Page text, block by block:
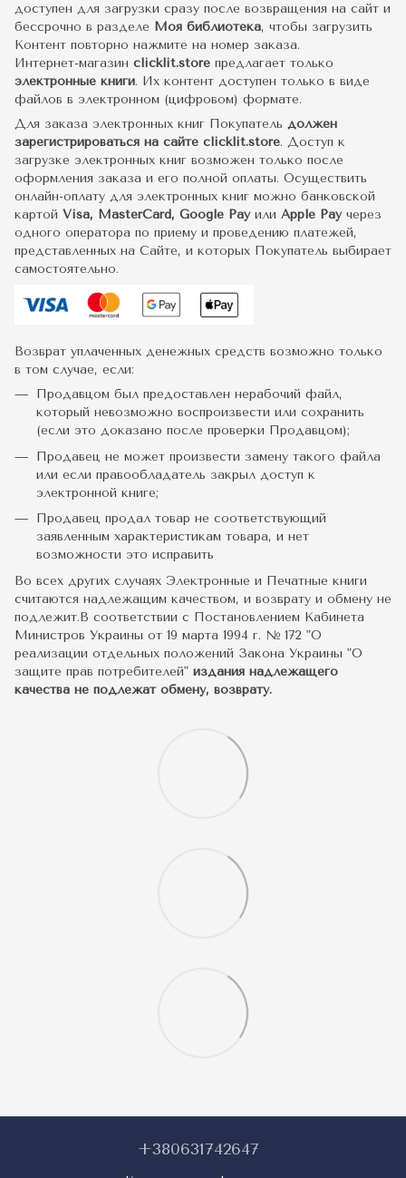
доступен для загрузки сразу после возвращения на сайт и
бессрочно в разделе Моя библиотека, чтобы загрузить
Контент повторно нажмите на номер заказа.
Интернет-магазин clicklit.store предлагает только
электронные книги. Их контент доступен только в виде
файлов в электронном (цифровом) формате.
Для заказа электронных книг Покупатель должен
зарегистрироваться на сайте clicklit.store. Доступ к
загрузке электронных книг возможен только после
оформления заказа и его полной оплаты. Осуществить
онлайн-оплату для электронных книг можно банковской
картой Visa, MasterCard, Google Pay или Apple Payчерез
одного оператора по приему и проведению платежей,
представленных на Сайте, и которых Покупатель выбирает
самостоятельно.
Возврат уплаченных денежных средств возможно только
в том случае, если:
Продавцом был предоставлен нерабочий файл,
который невозможно воспроизвести или сохранить
(если это доказано после проверки Продавцом);
Продавец не может произвести замену такого файла
или если правообладатель закрыл доступ к
электронной книге;
Продавец продал товар не соответствующий
заявленным характеристикам товара, и нет
возможности это исправить
Во всех других случаях Электронные и Печатные книги
считаются надлежащим качеством, и возврату и обмену не
подлежит.В соответствии с Постановлением Кабинета
Министров Украины от 19 марта 1994 г. № 172 "О
реализации отдельных положений Закона Украины "О
защите прав потребителей" издания надлежащего
качества не подлежат обмену, возврату.
+380631742647